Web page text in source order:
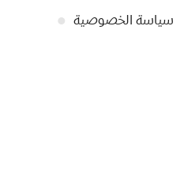
● سياسة الخصوصية